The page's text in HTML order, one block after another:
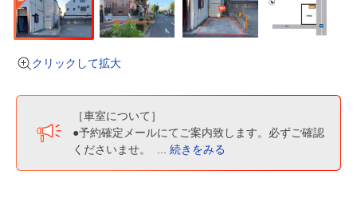
クリックして拡大
［車室について］
●予約確定メールにてご案内致します。必ずご確認
くださいませ。
続きをみる